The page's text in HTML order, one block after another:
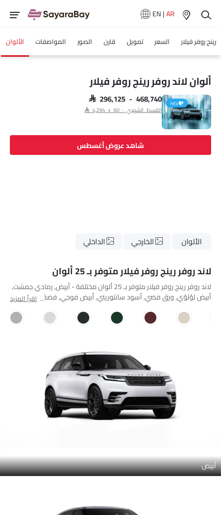
EN|AR
رينج روفر فيلار السعر تمويل قارن الصور المواصفات الألوان
ألوان لاند روفر رينج روفر فيلار
HEV
SAR 296,125 - 468,740
القسط الشهري : SAR 4,294 x 60
شاهد عروض أغسطس
الألوان الخارجي الداخلي
لاند روفر رينج روفر فيلار متوفر بـ 25 ألوان
لاند روفر رينج روفر فيلار متوفر بـ 25 ألوان مختلفة - أبيض, رمادي جمشت,
أبيض لؤلؤي, ورق فضي, أسود سانتوريني, أبيض فوجي, فضة قرش
المطرقة, أزرق كونكورس, فضة اليوبيل, دب أسود, رمادي كشمير, ميكا
حمراء عميقة معدنية, أخضر سباق بريطاني معدني, أخضر سباق بريطاني,
أبيض جليدي, كاد رمادي معدني, برونزي مائل إلى الرمادي, أزرق إيمزلون,
Carpathian Grey, Petrol Blue Metallic, Silver Flare Metallic.
اقرأ المزيد
أبيض